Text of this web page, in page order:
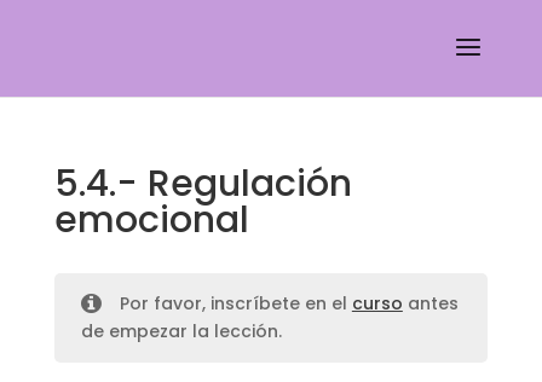
5.4.- Regulación
emocional
Por favor, inscríbete en el curso antes
de empezar la lección.